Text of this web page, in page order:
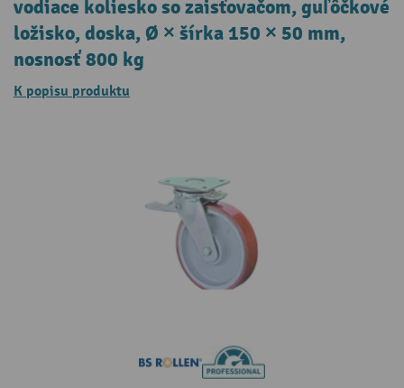
vodiace koliesko so zaisťovačom, guľôčkové
ložisko, doska, Ø × šírka 150 × 50 mm,
nosnosť 800 kg
K popisu produktu